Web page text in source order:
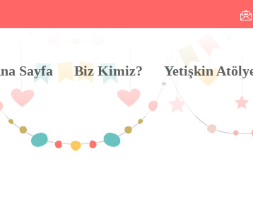
Sayfa Biz Kimiz? Yetişkin